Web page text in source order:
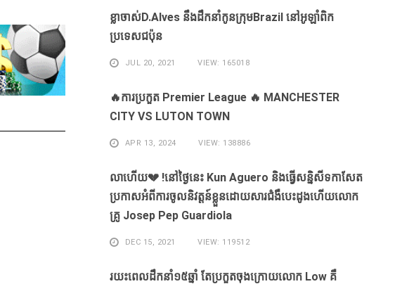
ខ្លា​ចាស់D.Alves ​នឹង​ដឹក​នាំ​កូន​ក្រុម​Brazil ​នៅ​អូឡាំពិក​
ប្រទេស​ជប៉ុន​
JUL 20, 2021 VIEW: 165018
🔥ការប្រកួត Premier League 🔥 MANCHESTER
CITY VS LUTON TOWN
APR 13, 2024 VIEW: 138886
លាហេីយ💔 !នៅថ្ងៃនេះ Kun Aguero និងធ្វេីសន្និសីទកាសែត
ប្រកាសអំពីការចូលនិវត្តន៍ខ្លួនដោយសារ​ជំងឺ​បេះដូងហេីយលោក
គ្រូ Josep Pep Guardiola
DEC 15, 2021 VIEW: 119512
រយះពេលដឹកនាំ១៥​ឆ្នាំ ​តែ​ប្រកួត​ចុង​ក្រោយ​លោក Low ​គឺ​